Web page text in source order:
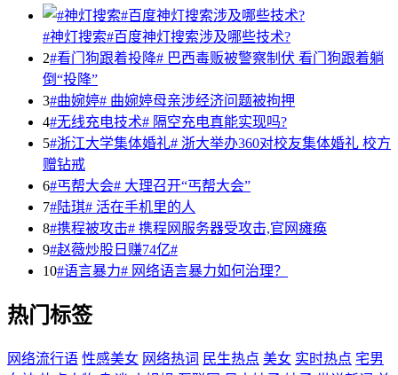
#神灯搜索#百度神灯搜索涉及哪些技术?
2#看门狗跟着投降# 巴西毒贩被警察制伏 看门狗跟着躺
倒“投降”
3#曲婉婷# 曲婉婷母亲涉经济问题被拘押
4#无线充电技术# 隔空充电真能实现吗?
5#浙江大学集体婚礼# 浙大举办360对校友集体婚礼 校方
赠钻戒
6#丐帮大会# 大理召开“丐帮大会”
7#陆琪# 活在手机里的人
8#携程被攻击# 携程网服务器受攻击,官网瘫痪
9#赵薇炒股日赚74亿#
10#语言暴力# 网络语言暴力如何治理？
热门标签
网络流行语 性感美女 网络热词 民生热点 美女 实时热点 宅男